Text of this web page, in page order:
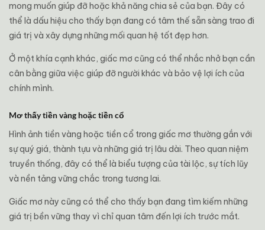
mong muốn giúp đỡ hoặc khả năng chia sẻ của bạn. Đây có
thể là dấu hiệu cho thấy bạn đang có tâm thế sẵn sàng trao đi
giá trị và xây dựng những mối quan hệ tốt đẹp hơn.
Ở một khía cạnh khác, giấc mơ cũng có thể nhắc nhở bạn cần
cân bằng giữa việc giúp đỡ người khác và bảo vệ lợi ích của
chính mình.
Mơ thấy tiền vàng hoặc tiền cổ
Hình ảnh tiền vàng hoặc tiền cổ trong giấc mơ thường gắn với
sự quý giá, thành tựu và những giá trị lâu dài. Theo quan niệm
truyền thống, đây có thể là biểu tượng của tài lộc, sự tích lũy
và nền tảng vững chắc trong tương lai.
Giấc mơ này cũng có thể cho thấy bạn đang tìm kiếm những
giá trị bền vững thay vì chỉ quan tâm đến lợi ích trước mắt.